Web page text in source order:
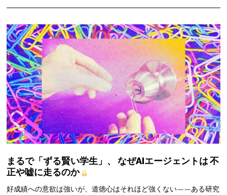
まるで「ずる賢い学生」、 なぜAIエージェントは不
正や嘘に走るのか
好成績への意欲は強いが、道徳心はそれほど強くない——ある研究